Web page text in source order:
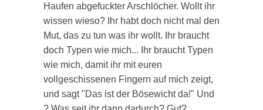
Haufen abgefuckter Arschlöcher. Wollt ihr
wissen wieso? Ihr habt doch nicht mal den
Mut, das zu tun was ihr wollt. Ihr braucht
doch Typen wie mich... Ihr braucht Typen
wie mich, damit ihr mit euren
vollgeschissenen Fingern auf mich zeigt,
und sagt "Das ist der Bösewicht da!" Und